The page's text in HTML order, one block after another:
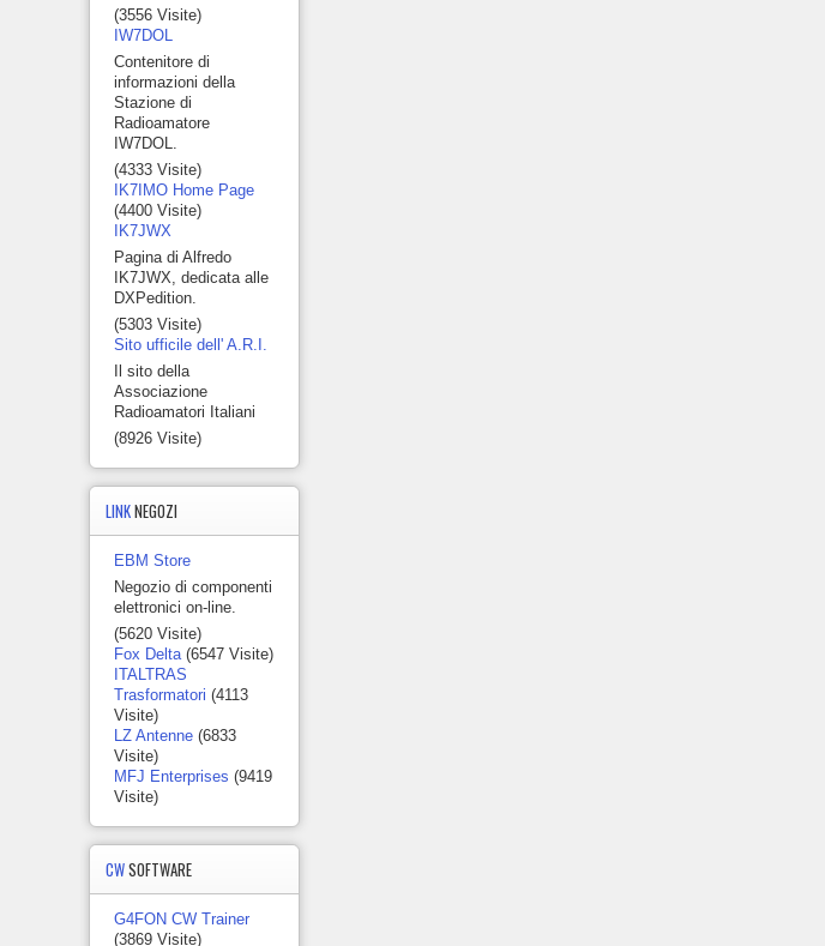
(3556 Visite)
IW7DOL
Contenitore di
informazioni della
Stazione di
Radioamatore
IW7DOL.
(4333 Visite)
IK7IMO Home Page
(4400 Visite)
IK7JWX
Pagina di Alfredo
IK7JWX, dedicata alle
DXPedition.
(5303 Visite)
Sito ufficile dell' A.R.I.
Il sito della
Associazione
Radioamatori Italiani
(8926 Visite)
LINKNEGOZI
EBM Store
Negozio di componenti
elettronici on-line.
(5620 Visite)
Fox Delta(6547 Visite)
ITALTRAS
Trasformatori (4113
Visite)
LZ Antenne (6833
Visite)
MFJ Enterprises (9419
Visite)
CWSOFTWARE
G4FON CW Trainer
(3869 Visite)